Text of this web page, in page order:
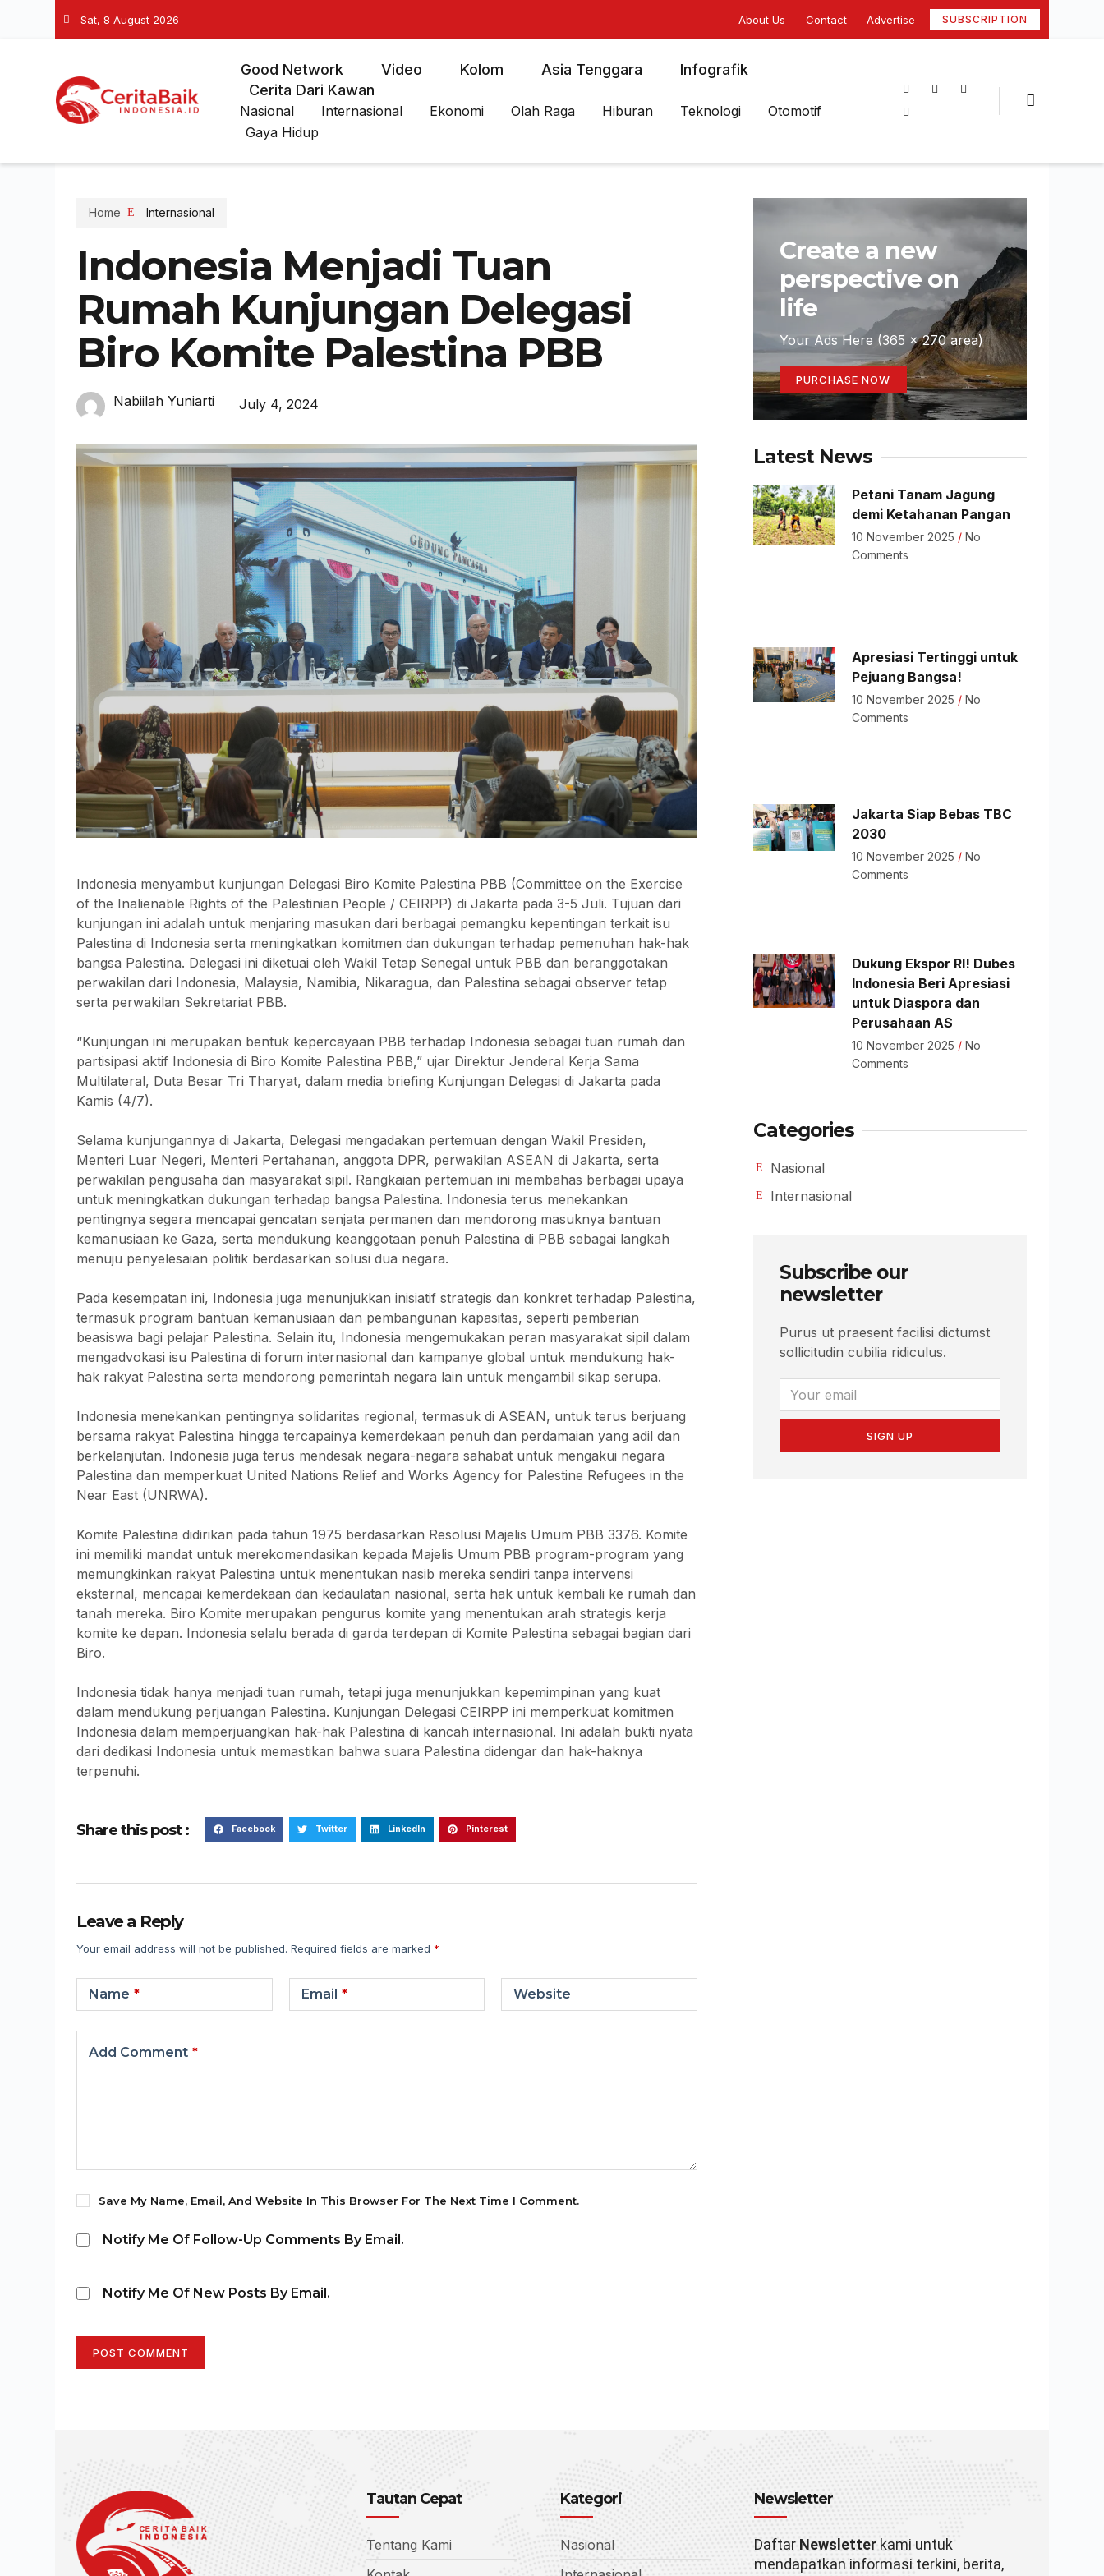
Sat, 8 August 2026 About Us Contact Advertise SUBSCRIPTION
Good Network Video Kolom Asia Tenggara
Infografik
Cerita Dari Kawan
Nasional Internasional Ekonomi Olah Raga Hiburan Teknologi
Otomotif
Gaya Hidup
Home Internasional
Indonesia Menjadi Tuan
Rumah Kunjungan Delegasi
Biro Komite Palestina PBB
Nabiilah Yuniarti July 4, 2024
Indonesia menyambut kunjungan Delegasi Biro Komite Palestina PBB (Committee on the Exercise
of the Inalienable Rights of the Palestinian People / CEIRPP) di Jakarta pada 3-5 Juli. Tujuan dari
kunjungan ini adalah untuk menjaring masukan dari berbagai pemangku kepentingan terkait isu
Palestina di Indonesia serta meningkatkan komitmen dan dukungan terhadap pemenuhan hak-hak
bangsa Palestina. Delegasi ini diketuai oleh Wakil Tetap Senegal untuk PBB dan beranggotakan
perwakilan dari Indonesia, Malaysia, Namibia, Nikaragua, dan Palestina sebagai observer tetap
serta perwakilan Sekretariat PBB.
“Kunjungan ini merupakan bentuk kepercayaan PBB terhadap Indonesia sebagai tuan rumah dan
partisipasi aktif Indonesia di Biro Komite Palestina PBB,” ujar Direktur Jenderal Kerja Sama
Multilateral, Duta Besar Tri Tharyat, dalam media briefing Kunjungan Delegasi di Jakarta pada
Kamis (4/7).
Selama kunjungannya di Jakarta, Delegasi mengadakan pertemuan dengan Wakil Presiden,
Menteri Luar Negeri, Menteri Pertahanan, anggota DPR, perwakilan ASEAN di Jakarta, serta
perwakilan pengusaha dan masyarakat sipil. Rangkaian pertemuan ini membahas berbagai upaya
untuk meningkatkan dukungan terhadap bangsa Palestina. Indonesia terus menekankan
pentingnya segera mencapai gencatan senjata permanen dan mendorong masuknya bantuan
kemanusiaan ke Gaza, serta mendukung keanggotaan penuh Palestina di PBB sebagai langkah
menuju penyelesaian politik berdasarkan solusi dua negara.
Pada kesempatan ini, Indonesia juga menunjukkan inisiatif strategis dan konkret terhadap Palestina,
termasuk program bantuan kemanusiaan dan pembangunan kapasitas, seperti pemberian
beasiswa bagi pelajar Palestina. Selain itu, Indonesia mengemukakan peran masyarakat sipil dalam
mengadvokasi isu Palestina di forum internasional dan kampanye global untuk mendukung hak-
hak rakyat Palestina serta mendorong pemerintah negara lain untuk mengambil sikap serupa.
Indonesia menekankan pentingnya solidaritas regional, termasuk di ASEAN, untuk terus berjuang
bersama rakyat Palestina hingga tercapainya kemerdekaan penuh dan perdamaian yang adil dan
berkelanjutan. Indonesia juga terus mendesak negara-negara sahabat untuk mengakui negara
Palestina dan memperkuat United Nations Relief and Works Agency for Palestine Refugees in the
Near East (UNRWA).
Komite Palestina didirikan pada tahun 1975 berdasarkan Resolusi Majelis Umum PBB 3376. Komite
ini memiliki mandat untuk merekomendasikan kepada Majelis Umum PBB program-program yang
memungkinkan rakyat Palestina untuk menentukan nasib mereka sendiri tanpa intervensi
eksternal, mencapai kemerdekaan dan kedaulatan nasional, serta hak untuk kembali ke rumah dan
tanah mereka. Biro Komite merupakan pengurus komite yang menentukan arah strategis kerja
komite ke depan. Indonesia selalu berada di garda terdepan di Komite Palestina sebagai bagian dari
Biro.
Indonesia tidak hanya menjadi tuan rumah, tetapi juga menunjukkan kepemimpinan yang kuat
dalam mendukung perjuangan Palestina. Kunjungan Delegasi CEIRPP ini memperkuat komitmen
Indonesia dalam memperjuangkan hak-hak Palestina di kancah internasional. Ini adalah bukti nyata
dari dedikasi Indonesia untuk memastikan bahwa suara Palestina didengar dan hak-haknya
terpenuhi.
Share this post : Facebook Twitter LinkedIn Pinterest
Leave a Reply
Your email address will not be published. Required fields are marked *
Name * Email * Website
Add Comment *
Save My Name, Email, And Website In This Browser For The Next Time I Comment.
Notify Me Of Follow-Up Comments By Email.
Notify Me Of New Posts By Email.
POST COMMENT
Create a new
perspective on
life
Your Ads Here (365 x 270 area)
PURCHASE NOW
Latest News
Petani Tanam Jagung
demi Ketahanan Pangan
10 November 2025
No
Comments
Apresiasi Tertinggi untuk
Pejuang Bangsa!
10 November 2025
No
Comments
Jakarta Siap Bebas TBC
2030
10 November 2025
No
Comments
Dukung Ekspor RI! Dubes
Indonesia Beri Apresiasi
untuk Diaspora dan
Perusahaan AS
10 November 2025
No
Comments
Categories
Nasional
Internasional
Subscribe our
newsletter
Purus ut praesent facilisi dictumst
sollicitudin cubilia ridiculus.
SIGN UP
Tautan Cepat
Tentang Kami
Kategori
Nasional
Newsletter
Daftar Newsletterkami untuk
mendapatkan informasi terkini, berita,